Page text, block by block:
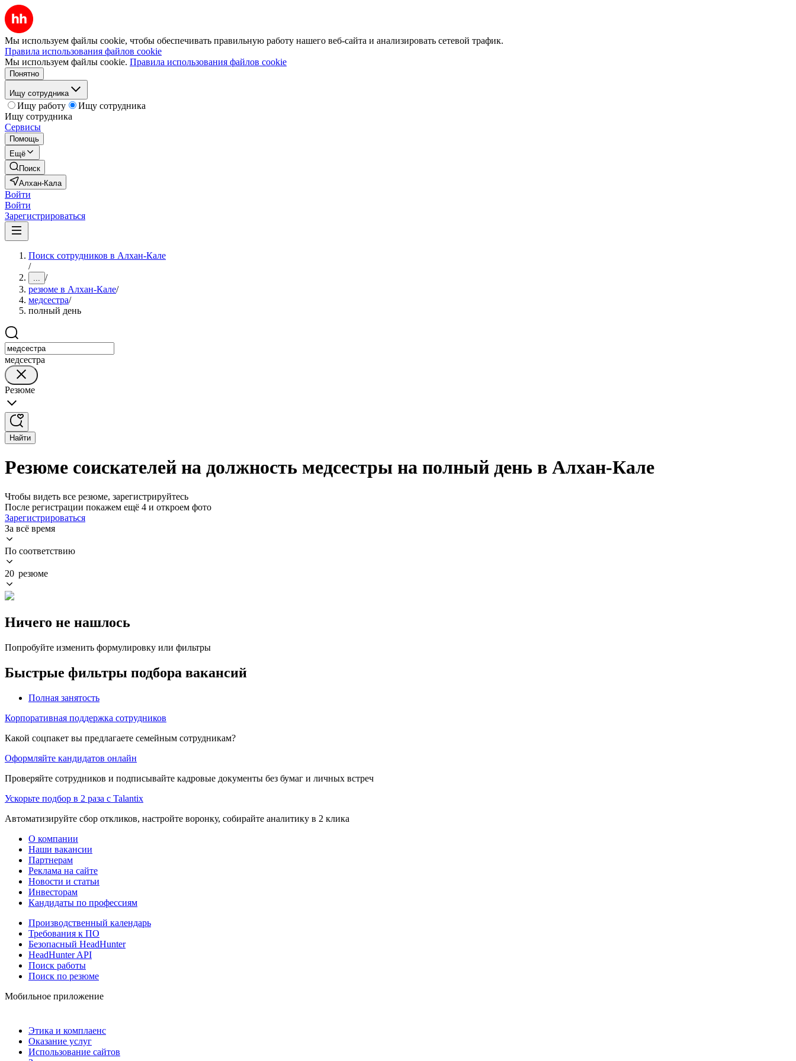
Мы используем файлы cookie, чтобы обеспечивать правильную работу нашего веб-сайта и анализировать сетевой трафик.
Правила использования файлов cookie
Мы используем файлы cookie. Правила использования файлов cookie
Понятно
Ищу сотрудника
Ищу работу
Ищу сотрудника
Ищу сотрудника
Сервисы
Помощь
Ещё
Поиск
Алхан-Кала
Войти
Войти
Зарегистрироваться
Поиск сотрудников в Алхан-Кале
/
... /
резюме в Алхан-Кале/
медсестра/
полный день
медсестра
Резюме
Найти
Резюме соискателей на должность медсестры на полный день в Алхан-Кале
Чтобы видеть все резюме, зарегистрируйтесь
После регистрации покажем ещё 4 и откроем фото
Зарегистрироваться
За всё время
По соответствию
20 резюме
Ничего не нашлось
Попробуйте изменить формулировку или фильтры
Быстрые фильтры подбора вакансий
Полная занятость
Корпоративная поддержка сотрудников
Какой соцпакет вы предлагаете семейным сотрудникам?
Оформляйте кандидатов онлайн
Проверяйте сотрудников и подписывайте кадровые документы без бумаг и личных встреч
Ускорьте подбор в 2 раза с Talantix
Автоматизируйте сбор откликов, настройте воронку, собирайте аналитику в 2 клика
О компании
Наши вакансии
Партнерам
Реклама на сайте
Новости и статьи
Инвесторам
Кандидаты по профессиям
Производственный календарь
Требования к ПО
Безопасный HeadHunter
HeadHunter API
Поиск работы
Поиск по резюме
Мобильное приложение
Этика и комплаенс
Оказание услуг
Использование сайтов